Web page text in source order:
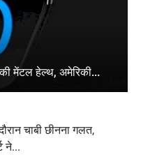
मेंटल हेल्थ, अमेरिकी...
चाबी छीनना गलत,
ने...